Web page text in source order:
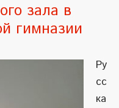
зала в
гимназии
Ру
сс
ка